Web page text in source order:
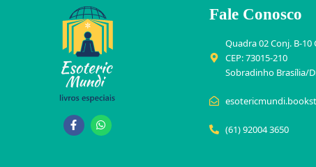
Fale Conosco
Quadra 02 Conj. B-10
CEP: 73015-210
Sobradinho Brasília/
(61) 92004 3650